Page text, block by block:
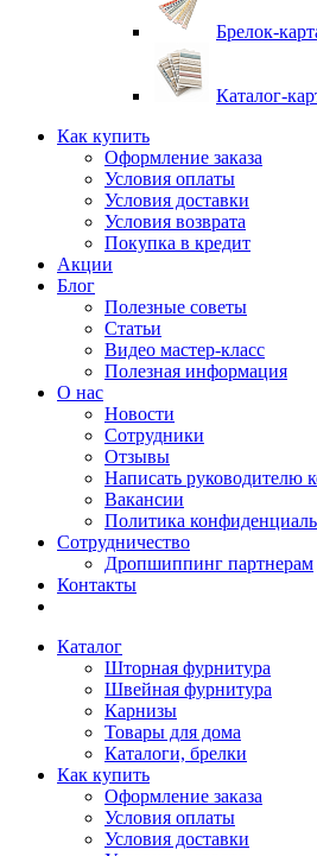
Брелок-
Каталог-
Как купить
Оформление заказа
Условия оплаты
Условия доставки
Условия возврата
Покупка в кредит
Акции
Блог
Полезные советы
Статьи
Видео мастер-класс
Полезная информация
О нас
Новости
Сотрудники
Отзывы
Написать руководителю
Вакансии
Политика
Сотрудничество
Дропшиппинг партнерам
Контакты
Каталог
Шторная фурнитура
Швейная фурнитура
Карнизы
Товары для дома
Каталоги, брелки
Как купить
Оформление заказа
Условия оплаты
Условия доставки